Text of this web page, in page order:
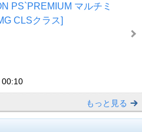
PS`PREMIUM マルチミ
CLSクラス]
00:10
もっと見る